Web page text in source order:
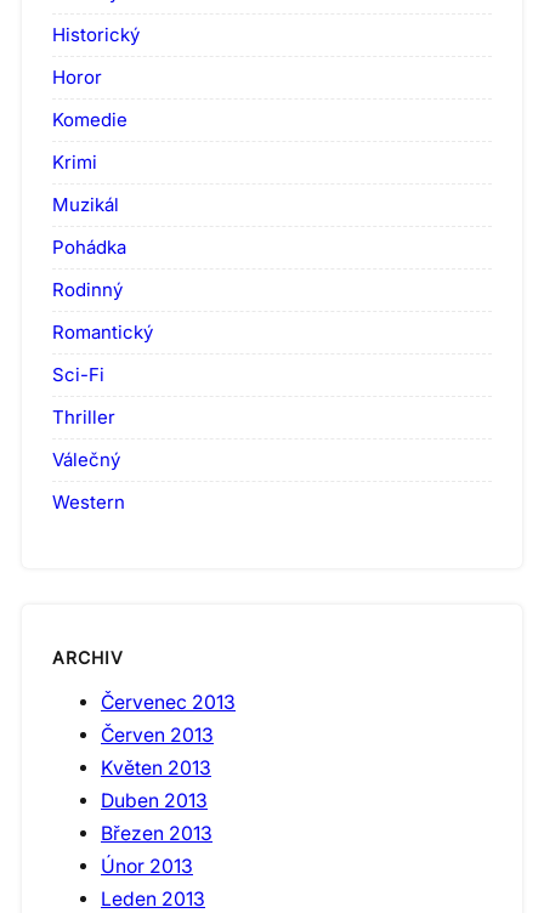
Historický
Horor
Komedie
Krimi
Muzikál
Pohádka
Rodinný
Romantický
Sci-Fi
Thriller
Válečný
Western
ARCHIV
Červenec 2013
Červen 2013
Květen 2013
Duben 2013
Březen 2013
Únor 2013
Leden 2013